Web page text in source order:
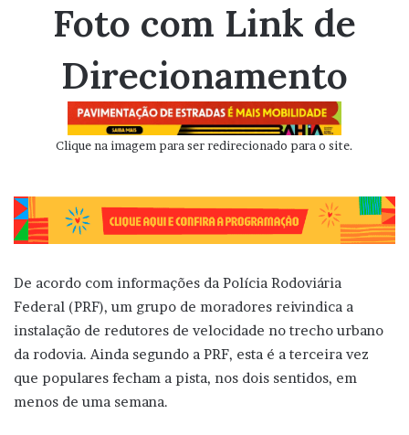
Foto com Link de
Direcionamento
Clique na imagem para ser redirecionado para o site.
De acordo com informações da Polícia Rodoviária
Federal (PRF), um grupo de moradores reivindica a
instalação de redutores de velocidade no trecho urbano
da rodovia. Ainda segundo a PRF, esta é a terceira vez
que populares fecham a pista, nos dois sentidos, em
menos de uma semana.